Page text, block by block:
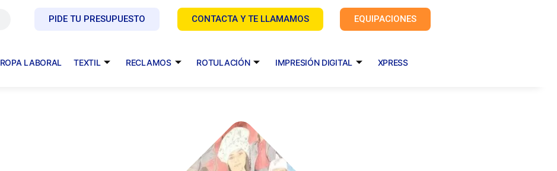
PIDE TU PRESUPUESTO CONTACTA Y TE LLAMAMOS EQUIPACIONES
ROPA LABORAL TEXTIL RECLAMOS ROTULACIÓN IMPRESIÓN DIGITAL XPRESS